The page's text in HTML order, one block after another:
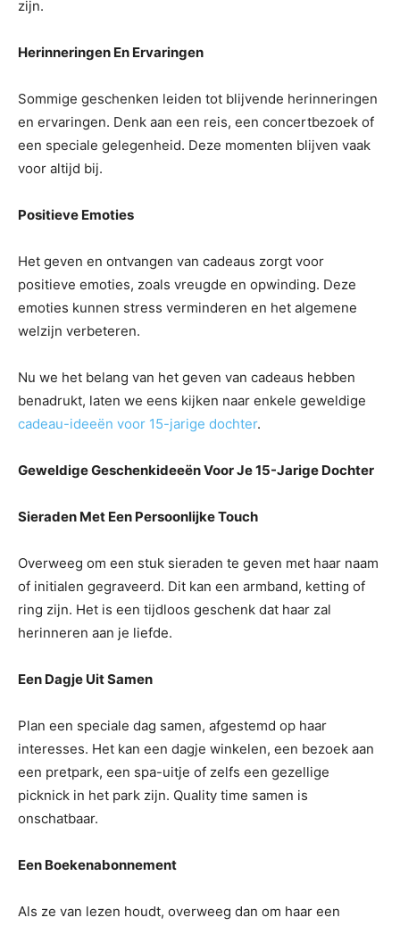
zijn.
Herinneringen En Ervaringen
Sommige geschenken leiden tot blijvende herinneringen
en ervaringen. Denk aan een reis, een concertbezoek of
een speciale gelegenheid. Deze momenten blijven vaak
voor altijd bij.
Positieve Emoties
Het geven en ontvangen van cadeaus zorgt voor
positieve emoties, zoals vreugde en opwinding. Deze
emoties kunnen stress verminderen en het algemene
welzijn verbeteren.
Nu we het belang van het geven van cadeaus hebben
benadrukt, laten we eens kijken naar enkele geweldige
cadeau-ideeën voor 15-jarige dochter.
Geweldige Geschenkideeën Voor Je 15-Jarige Dochter
Sieraden Met Een Persoonlijke Touch
Overweeg om een stuk sieraden te geven met haar naam
of initialen gegraveerd. Dit kan een armband, ketting of
ring zijn. Het is een tijdloos geschenk dat haar zal
herinneren aan je liefde.
Een Dagje Uit Samen
Plan een speciale dag samen, afgestemd op haar
interesses. Het kan een dagje winkelen, een bezoek aan
een pretpark, een spa-uitje of zelfs een gezellige
picknick in het park zijn. Quality time samen is
onschatbaar.
Een Boekenabonnement
Als ze van lezen houdt, overweeg dan om haar een